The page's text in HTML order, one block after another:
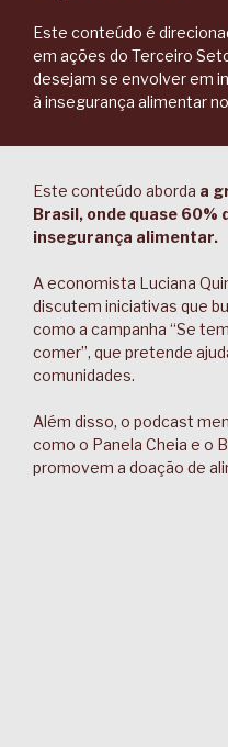
Este conteúdo é
em ações do Terceiro
desejam se envolver em
à insegurança alimentar
Este conteúdo aborda a
Brasil, onde quase 60%
insegurança alimentar.
A economista Luciana
discutem iniciativas que
como a campanha “Se
comer”, que pretende
comunidades.
Além disso, o podcast
como o Panela Cheia e o
promovem a doação de